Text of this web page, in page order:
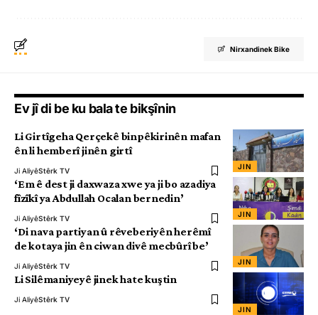
Nirxandinek Bike
Ev jî di be ku bala te bikşînin
JIN
Li Girtîgeha Qerçekê binpêkirinên mafan
ên li hemberî jinên girtî
Ji AliyêStêrk TV
JIN
‘Em ê dest ji daxwaza xwe ya ji bo azadiya
fîzîkî ya Abdullah Ocalan bernedin’
Ji AliyêStêrk TV
JIN
‘Di nava partiyan û rêveberiyên herêmî
de kotaya jin ên ciwan divê mecbûrî be’
Ji AliyêStêrk TV
JIN
Li Silêmaniyeyê jinek hate kuştin
Ji AliyêStêrk TV